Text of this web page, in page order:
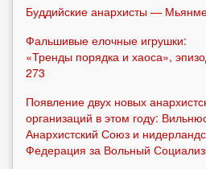
Буддийские анархисты —
Фальшивые елочные игрушки:
«Тренды порядка и хаоса»,
273
Появление двух новых
организаций в этом году:
Анархистский Союз и
Федерация за Вольный